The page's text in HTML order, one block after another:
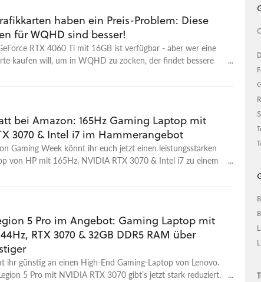
haben ein Preis-Problem: Diese
für WQHD sind besser!
RTX 4060 Ti mit 16GB ist verfügbar - aber wer eine
kaufen will, um in WQHD zu zocken, der findet bessere
bei Amazon: 165Hz Gaming Laptop mit
3070 & Intel i7 im Hammerangebot
Gaming Week könnt ihr euch jetzt einen leistungsstarken
von HP mit 165Hz, NVIDIA RTX 3070 & Intel i7 zu einem
5 Pro im Angebot: Gaming Laptop mit
RTX 3070 & 32GB DDR5 RAM über
ihr günstig an einen High-End Gaming-Laptop von Lenovo.
5 Pro mit NVIDIA RTX 3070 gibt’s jetzt stark reduziert.